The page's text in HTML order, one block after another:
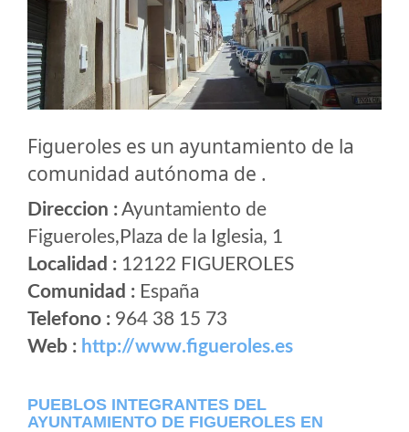
Figueroles es un ayuntamiento de la
comunidad autónoma de .
Direccion :Ayuntamiento de
Figueroles,Plaza de la Iglesia, 1
Localidad : 12122 FIGUEROLES
Comunidad : España
Telefono : 964 38 15 73
Web : http://www.figueroles.es
PUEBLOS INTEGRANTES DEL
AYUNTAMIENTO DE FIGUEROLES EN